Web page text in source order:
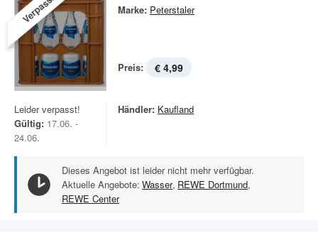
Verpasst! Marke: Peterstaler
Preis: € 4,99
Leider verpasst!
Gültig: 17.06. -
24.06.
Händler: Kaufland
Dieses Angebot ist leider nicht mehr verfügbar.
Aktuelle Angebote: Wasser, REWE Dortmund,
REWE Center